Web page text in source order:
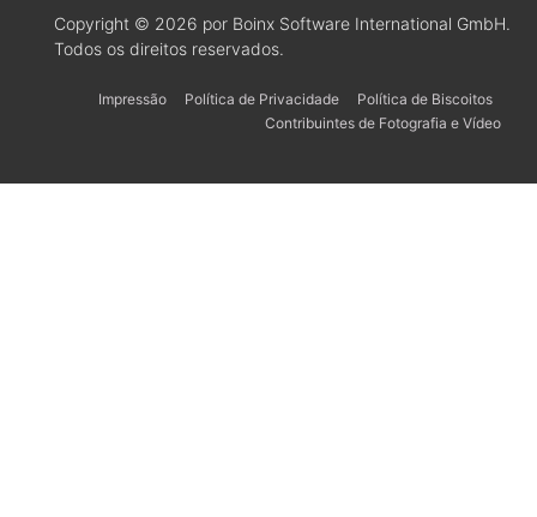
Copyright © 2026 por Boinx Software International GmbH.
Todos os direitos reservados.
Impressão Política de Privacidade
Política de Biscoitos
Contribuintes de Fotografia e Vídeo